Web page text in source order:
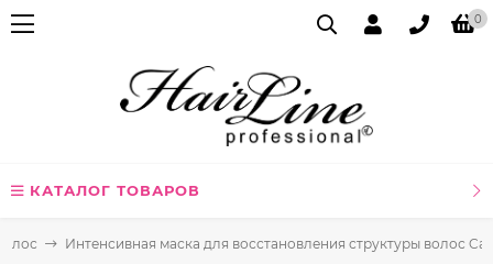
0
КАТАЛОГ ТОВАРОВ
Интенсивная маска для восстановления структуры волос